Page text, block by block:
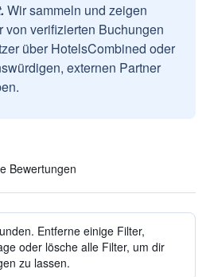
Wir sammeln und zeigen
von verifizierten Buchungen
über HotelsCombined oder
externen Partner
Bewertungen
Entferne einige Filter,
oder lösche alle Filter, um dir
zu lassen.